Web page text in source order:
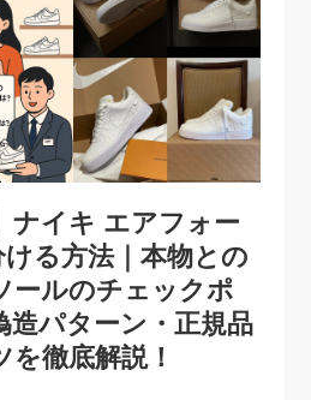
ナイキ エアフォー
る方法｜本物との
ールのチェックポ
造パターン・正規品
徹底解説！